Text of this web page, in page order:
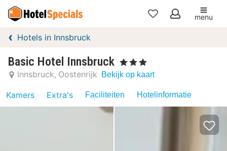
Mijn
menu
Hotels in Innsbruck
Basic Hotel Innsbruck , 3 Sterren
Innsbruck Oostenrijk Bekijk op kaart
Kamers Extra's Faciliteiten Hotelinformatie